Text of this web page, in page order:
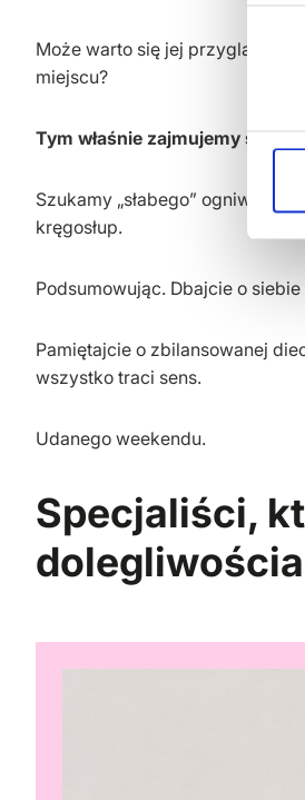
zgody
Może warto się jej przyglądnąć?
miejscu?
Tym właśnie zajmujemy się
Szukamy „słabego” ogniwa
kręgosłup.
Podsumowując. Dbajcie o siebie
Pamiętajcie o zbilansowanej
wszystko traci sens.
Udanego weekendu.
Specjaliści,